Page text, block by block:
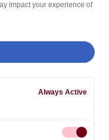
impact your experience of
Always Active
された方は、入学時
ートフォンのカメラ
合格者が同一人物で
。本人確認に使用す
フォンから読み込ん